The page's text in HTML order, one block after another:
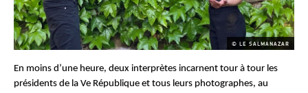
© LE SALMANAZAR
En moins d’une heure, deux interprètes incarnent tour à tour les
présidents de la Ve République et tous leurs photographes, au